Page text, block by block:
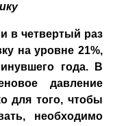
в четвертый раз
на уровне 21%,
года. В
давление
для того, чтобы
необходимо